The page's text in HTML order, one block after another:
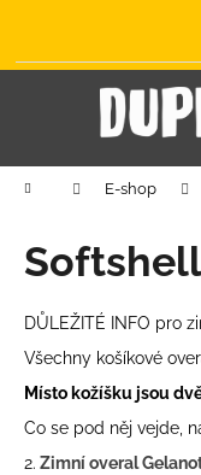
Domů E-shop
DŮLEŽITÉ INFO pro
Všechny košíkové
Místo kožíšku jsou
Co se pod něj vejde,
2. Zimní overal
š
Zpět
obchodu
Zpět
obchodu